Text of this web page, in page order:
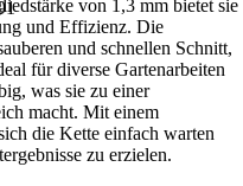
von 1,3 mm bietet sie
und Effizienz. Die
und schnellen Schnitt,
für diverse Gartenarbeiten
was sie zu einer
macht. Mit einem
die Kette einfach warten
zu erzielen.